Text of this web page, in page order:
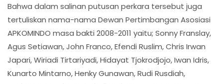
Bahwa dalam salinan putusan perkara tersebut juga
tertuliskan nama-nama Dewan Pertimbangan Asosiasi
APKOMINDO masa bakti 2008-2011 yaitu; Sonny Franslay,
Agus Setiawan, John Franco, Efendi Ruslim, Chris Irwan
Japari, Wiriadi Tirtariyadi, Hidayat Tjokrodjojo, Iwan Idris,
Kunarto Mintarno, Henky Gunawan, Rudi Rusdiah,